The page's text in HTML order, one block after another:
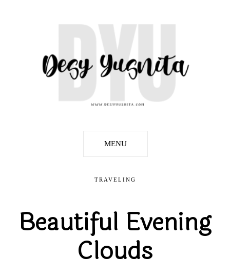
MENU
TRAVELING
Beautiful Evening
Clouds